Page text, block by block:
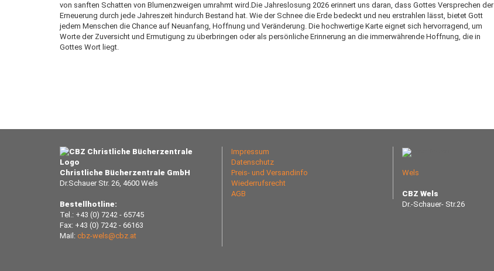
von sanften Schatten von Blumenzweigen umrahmt wird.Die Jahreslosung 2026 erinnert uns daran, dass Gottes Versprechen der
Erneuerung durch jede Jahreszeit hindurch Bestand hat. Wie der Schnee die Erde bedeckt und neu erstrahlen lässt, bietet Gott
jedem Menschen die Chance auf Neuanfang, Hoffnung und Veränderung. Die hochwertige Karte eignet sich hervorragend, um
Worte der Zuversicht und Ermutigung zu überbringen oder als persönliche Erinnerung an die immerwährende Hoffnung, die in
Gottes Wort liegt.
Christliche Bücherzentrale GmbH
Dr.Schauer Str. 26, 4600 Wels
Bestellhotline:
Tel.: +43 (0) 7242 - 65745
Fax: +43 (0) 7242 - 66163
Mail: cbz-wels@cbz.at
Impressum
Datenschutz
Preis- und Versandinfo
Wiederrufsrecht
AGB
Wels
CBZ Wels
Dr.-Schauer- Str.26